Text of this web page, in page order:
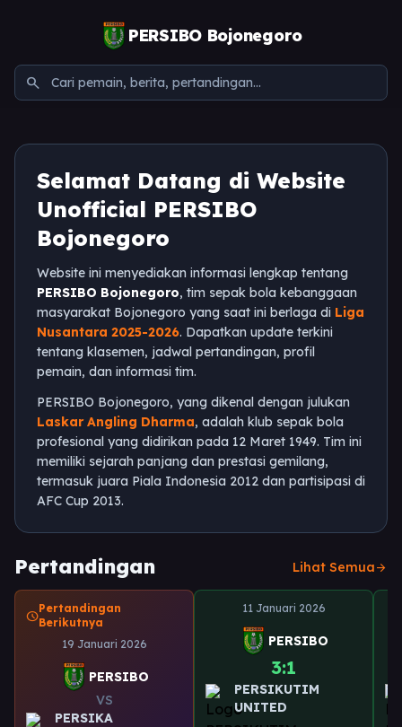
PERSIBO Bojonegoro
search
Selamat Datang di Website
Unofficial PERSIBO
Bojonegoro
Website ini menyediakan informasi lengkap tentang
PERSIBO Bojonegoro, tim sepak bola kebanggaan
masyarakat Bojonegoro yang saat ini berlaga di Liga
Nusantara 2025-2026. Dapatkan update terkini
tentang klasemen, jadwal pertandingan, profil
pemain, dan informasi tim.
PERSIBO Bojonegoro, yang dikenal dengan julukan
Laskar Angling Dharma, adalah klub sepak bola
profesional yang didirikan pada 12 Maret 1949. Tim ini
memiliki sejarah panjang dan prestasi gemilang,
termasuk juara Piala Indonesia 2012 dan partisipasi di
AFC Cup 2013.
Pertandingan Lihat Semuaarrow_forward
schedule
Pertandingan
Berikutnya
19 Januari 2026
PERSIBO
VS
PERSIKA
11 Januari 2026
PERSIBO
3:1
PERSIKUTIM
UNITED